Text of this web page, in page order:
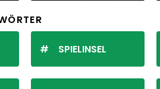
SPIELINSEL